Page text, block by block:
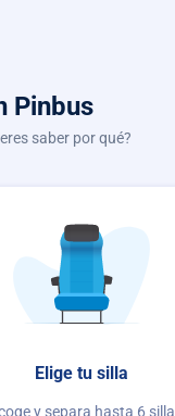
Pinbus
saber por qué?
Elige tu silla
y separa hasta 6